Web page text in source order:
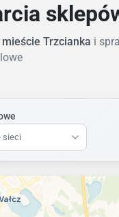
Trzcianka i
sieci